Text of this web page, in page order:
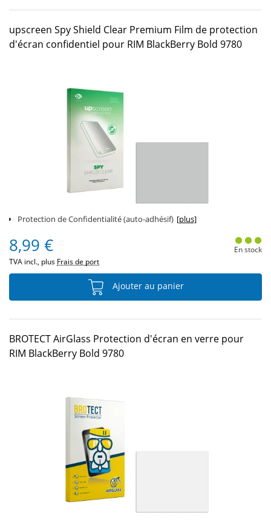
upscreen Spy Shield Clear Premium Film de protection
d'écran confidentiel pour RIM BlackBerry Bold 9780
Protection de Confidentialité (auto-adhésif) [plus]
8,99 €
TVA incl., plus Frais de port
En stock
Ajouter au panier
BROTECT AirGlass Protection d'écran en verre pour
RIM BlackBerry Bold 9780